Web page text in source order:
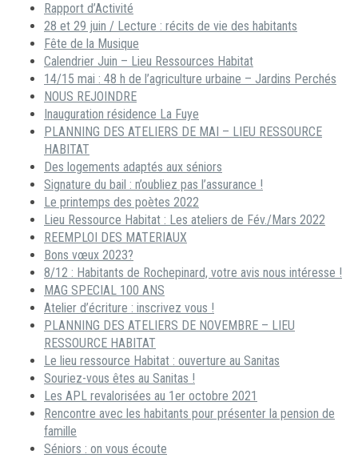
Rapport d’Activité
28 et 29 juin / Lecture : récits de vie des habitants
Fête de la Musique
Calendrier Juin – Lieu Ressources Habitat
14/15 mai : 48 h de l’agriculture urbaine – Jardins Perchés
NOUS REJOINDRE
Inauguration résidence La Fuye
PLANNING DES ATELIERS DE MAI – LIEU RESSOURCE
HABITAT
Des logements adaptés aux séniors
Signature du bail : n’oubliez pas l’assurance !
Le printemps des poètes 2022
Lieu Ressource Habitat : Les ateliers de Fév./Mars 2022
REEMPLOI DES MATERIAUX
Bons vœux 2023?
8/12 : Habitants de Rochepinard, votre avis nous intéresse !
MAG SPECIAL 100 ANS
Atelier d’écriture : inscrivez vous !
PLANNING DES ATELIERS DE NOVEMBRE – LIEU
RESSOURCE HABITAT
Le lieu ressource Habitat : ouverture au Sanitas
Souriez-vous êtes au Sanitas !
Les APL revalorisées au 1er octobre 2021
Rencontre avec les habitants pour présenter la pension de
famille
Séniors : on vous écoute